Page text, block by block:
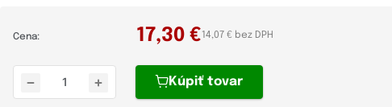
Cena: 17,30 € 14,07 € bez DPH
Kúpiťtovar